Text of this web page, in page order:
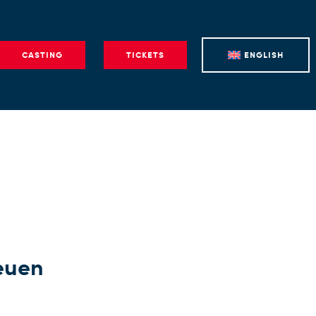
CASTING TICKETS ENGLISH